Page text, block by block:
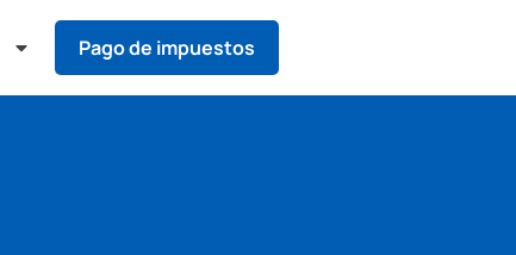
Pago de impuestos